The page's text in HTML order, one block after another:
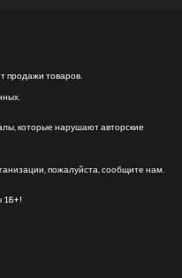
продажи товаров.
которые нарушают авторские
пожалуйста, сообщите нам.
18+!